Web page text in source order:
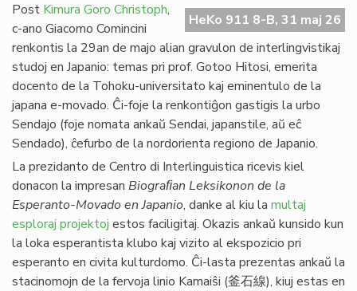
HeKo 911 8-B, 31 maj 26
Post Kimura Goro Christoph,
c-ano Giacomo Comincini
renkontis la 29an de majo alian gravulon de interlingvistikaj
studoj en Japanio: temas pri prof. Gotoo Hitosi, emerita
docento de la Tohoku-universitato kaj eminentulo de la
japana e-movado. Ĉi-foje la renkontiĝon gastigis la urbo
Sendajo (foje nomata ankaŭ Sendai, japanstile, aŭ eĉ
Sendado), ĉefurbo de la nordorienta regiono de Japanio.
La prezidanto de Centro di Interlinguistica ricevis kiel
donacon la impresan Biograﬁan Leksikonon de la
Esperanto-Movado en Japanio, danke al kiu la multaj
esploraj projektoj estos faciligitaj. Okazis ankaŭ kunsido kun
la loka esperantista klubo kaj vizito al ekspozicio pri
esperanto en civita kulturdomo. Ĉi-lasta prezentas ankaŭ la
stacinomojn de la fervoja linio Kamaiŝi (釜石線), kiuj estas en